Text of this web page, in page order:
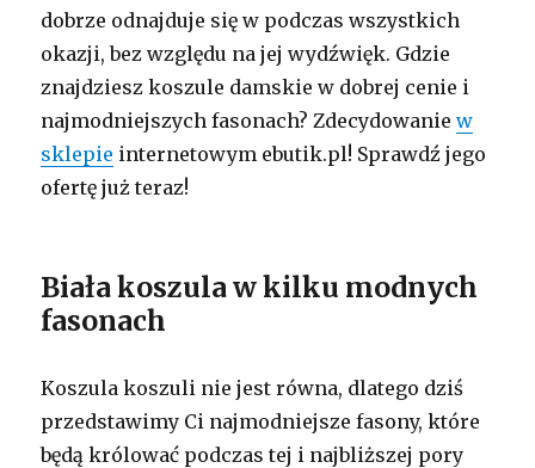
dobrze odnajduje się w podczas wszystkich
okazji, bez względu na jej wydźwięk. Gdzie
znajdziesz koszule damskie w dobrej cenie i
najmodniejszych fasonach? Zdecydowaniew
sklepie internetowym ebutik.pl! Sprawdź jego
ofertę już teraz!
Biała koszula w kilku modnych
fasonach
Koszula koszuli nie jest równa, dlatego dziś
przedstawimy Ci najmodniejsze fasony, które
będą królować podczas tej i najbliższej pory